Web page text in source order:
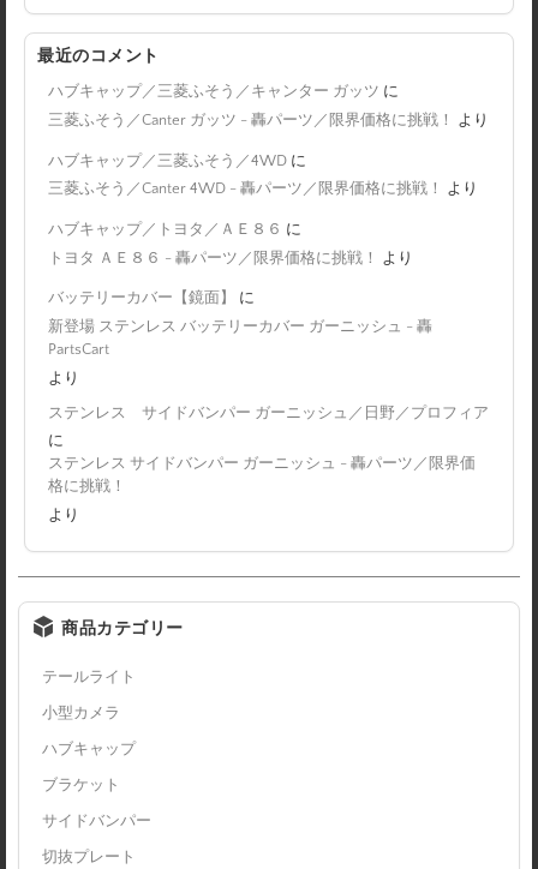
最近のコメント
ハブキャップ／三菱ふそう／キャンター ガッツ に
三菱ふそう／Canter ガッツ - 轟パーツ／限界価格に挑戦！
より
ハブキャップ／三菱ふそう／4WD に
三菱ふそう／Canter 4WD - 轟パーツ／限界価格に挑戦！
より
ハブキャップ／トヨタ／ＡＥ８６ に
トヨタ ＡＥ８６ - 轟パーツ／限界価格に挑戦！
より
バッテリーカバー【鏡面】
に
新登場 ステンレス バッテリーカバー ガーニッシュ - 轟
PartsCart
より
ステンレス サイドバンパー ガーニッシュ／日野／プロフィア
に
ステンレス サイドバンパー ガーニッシュ - 轟パーツ／限界価
格に挑戦！
より
商品カテゴリー
テールライト
小型カメラ
ハブキャップ
ブラケット
サイドバンパー
切抜プレート